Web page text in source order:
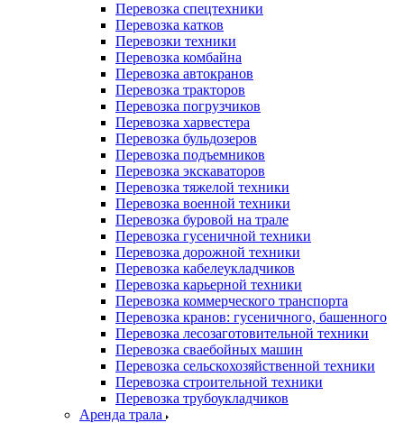
Перевозка спецтехники
Перевозка катков
Перевозки техники
Перевозка комбайна
Перевозка автокранов
Перевозка тракторов
Перевозка погрузчиков
Перевозка харвестера
Перевозка бульдозеров
Перевозка подъемников
Перевозка экскаваторов
Перевозка тяжелой техники
Перевозка военной техники
Перевозка буровой на трале
Перевозка гусеничной техники
Перевозка дорожной техники
Перевозка кабелеукладчиков
Перевозка карьерной техники
Перевозка коммерческого транспорта
Перевозка кранов: гусеничного, башенного
Перевозка лесозаготовительной техники
Перевозка сваебойных машин
Перевозка сельскохозяйственной техники
Перевозка строительной техники
Перевозка трубоукладчиков
Аренда трала